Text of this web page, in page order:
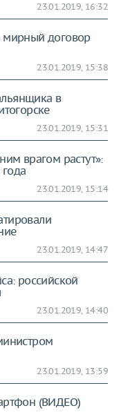
23.01.2019, 16:32
мирный договор
23.01.2019, 15:38
в
23.01.2019, 15:31
врагом растут»:
23.01.2019, 15:14
23.01.2019, 14:47
российской
23.01.2019, 14:40
23.01.2019, 13:59
(ВИДЕО)